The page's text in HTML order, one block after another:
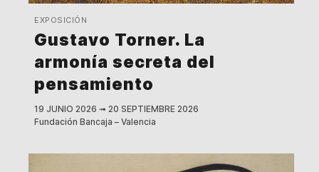
EXPOSICIÓN
Gustavo Torner. La
armonía secreta del
pensamiento
19 JUNIO 2026 ➟ 20 SEPTIEMBRE 2026
Fundación Bancaja – Valencia